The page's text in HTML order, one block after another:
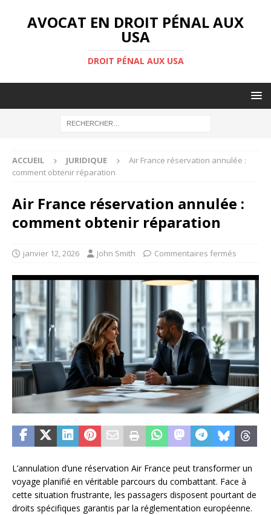
AVOCAT EN DROIT PÉNAL AUX
USA
DROIT PÉNAL AUX USA
ACCUEIL JURIDIQUE
Air France réservation annulée :
comment obtenir réparation
Air France réservation annulée :
comment obtenir réparation
janvier 12, 2026 John Smith Commentaires fermés
L’annulation d’une réservation Air France peut transformer un
voyage planifié en véritable parcours du combattant. Face à
cette situation frustrante, les passagers disposent pourtant de
droits spécifiques garantis par la réglementation européenne.